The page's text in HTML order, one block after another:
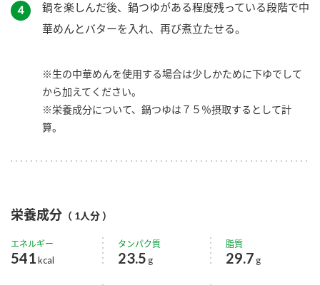
４
鍋を楽しんだ後、鍋つゆがある程度残っている段階で中
華めんとバターを入れ、再び煮立たせる。
※生の中華めんを使用する場合は少しかために下ゆでして
から加えてください。
※栄養成分について、鍋つゆは７５％摂取するとして計
算。
栄養成分 （ 1人分 ）
エネルギー
541kcal
タンパク質
23.5 g
脂質
29.7 g